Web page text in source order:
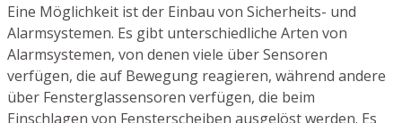
Eine Möglichkeit ist der Einbau von Sicherheits- und
Alarmsystemen. Es gibt unterschiedliche Arten von
Alarmsystemen, von denen viele über Sensoren
verfügen, die auf Bewegung reagieren, während andere
über Fensterglassensoren verfügen, die beim
Einschlagen von Fensterscheiben ausgelöst werden. Es